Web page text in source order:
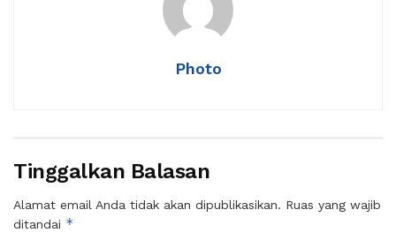
Photo
Tinggalkan Balasan
Alamat email Anda tidak akan dipublikasikan. Ruas yang wajib
ditandai *